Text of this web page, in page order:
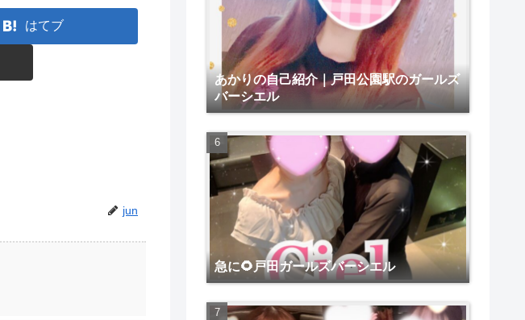
はてブ
jun
あかりの自己紹介｜戸田公園駅のガールズ
バーシエル
急に🌻戸田ガールズバーシエル